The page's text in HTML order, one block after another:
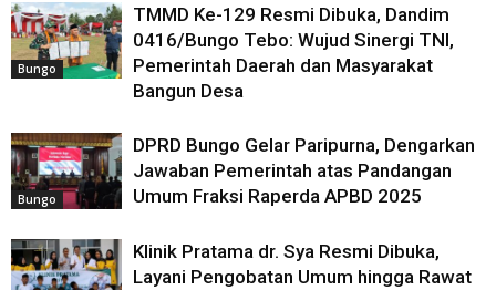
Bungo
TMMD Ke-129 Resmi Dibuka, Dandim
0416/Bungo Tebo: Wujud Sinergi TNI,
Pemerintah Daerah dan Masyarakat
Bangun Desa
Bungo
DPRD Bungo Gelar Paripurna, Dengarkan
Jawaban Pemerintah atas Pandangan
Umum Fraksi Raperda APBD 2025
Klinik Pratama dr. Sya Resmi Dibuka,
Layani Pengobatan Umum hingga Rawat